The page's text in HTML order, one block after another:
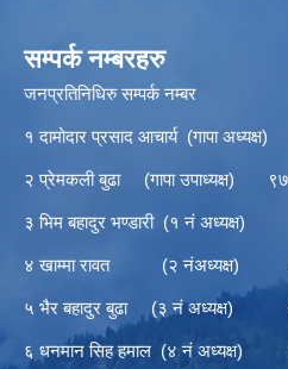
सम्पर्क नम्बरहरु
जनप्रतिनिधिरु सम्पर्क नम्बर
१ दामोदार प्रसाद आचार्य (गापा
२ प्रेमकली बुढा (गापा उपाध्यक्ष)
३ भिम बहादुर भण्डारी (१ नं
४ खाम्मा रावत (२ नंअध्यक्ष)
५ भैर बहादुर बुढा (३ नं अध्यक्ष)
६ धनमान सिह हमाल (४ नं अध्यक्ष)